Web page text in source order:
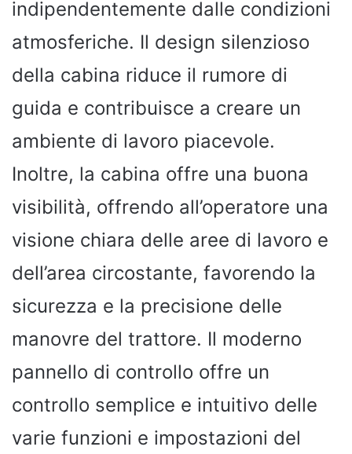
indipendentemente dalle condizioni
atmosferiche. Il design silenzioso
della cabina riduce il rumore di
guida e contribuisce a creare un
ambiente di lavoro piacevole.
Inoltre, la cabina offre una buona
visibilità, offrendo all’operatore una
visione chiara delle aree di lavoro e
dell’area circostante, favorendo la
sicurezza e la precisione delle
manovre del trattore. Il moderno
pannello di controllo offre un
controllo semplice e intuitivo delle
varie funzioni e impostazioni del